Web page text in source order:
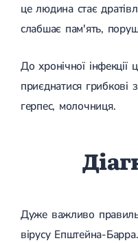
це людина стає
слабшає пам'ять,
До хронічної інфекції
приєднатися грибкові
герпес, молочниця.
Дуже важливо
вірусу Епштейна-